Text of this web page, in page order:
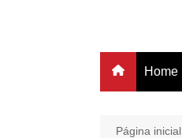
Home
Página inicial